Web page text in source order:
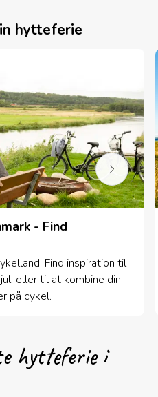
hytteferie
- Find
Find inspiration til
eller til at kombine din
på cykel.
hytteferie i